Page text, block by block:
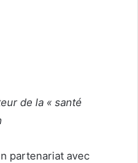
de la « santé
partenariat avec